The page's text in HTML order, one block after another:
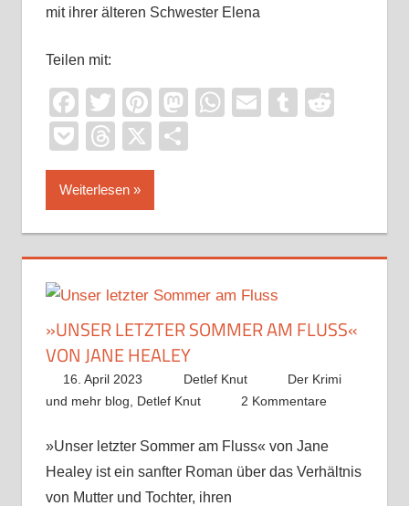
mit ihrer älteren Schwester Elena
Teilen mit:
Facebook
TwitterPinterest
Mastodon
WhatsApp
EmailTumblr
PocketThreads
X
Weiterlesen
»UNSER LETZTER SOMMER AM FLUSS«
VON JANE HEALEY
16. April 2023 Detlef Knut
Der Krimi
und mehr blog
Detlef Knut 2 Kommentare
»Unser letzter Sommer am Fluss« von Jane
Healey ist ein sanfter Roman über das Verhältnis
von Mutter und Tochter, ihren